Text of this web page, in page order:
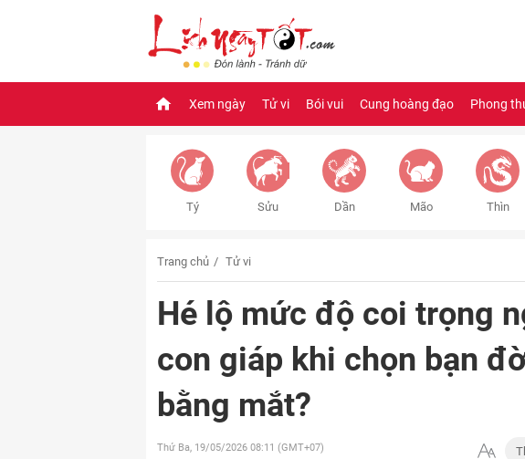
Xem ngày Tử vi Bói vui Cung hoàng đạo Phong
Tý Sửu Dần Mão Thìn
Trang chủ Tử vi
Hé lộ mức độ coi trọng
con giáp khi chọn bạn
bằng mắt?
Thứ Ba, 19/05/2026 08:11 (GMT+07)